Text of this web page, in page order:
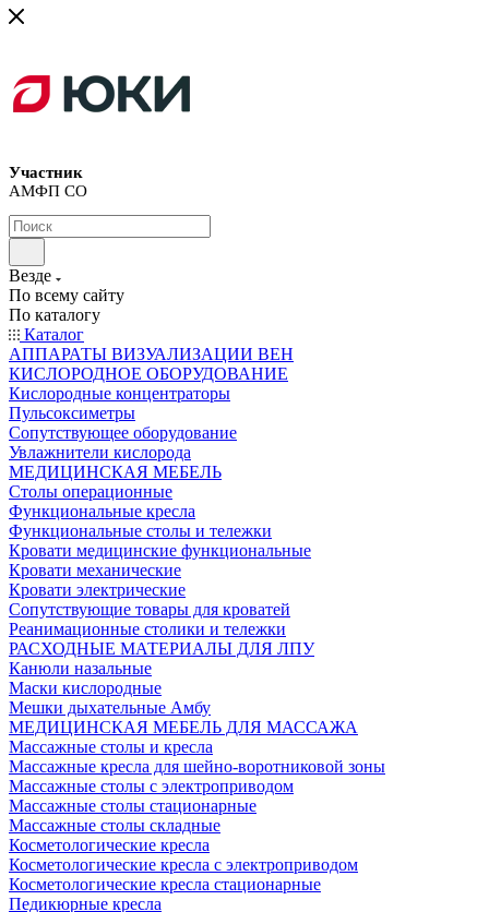
Участник
АМФП СО
Везде
По всему сайту
По каталогу
Каталог
АППАРАТЫ ВИЗУАЛИЗАЦИИ ВЕН
КИСЛОРОДНОЕ ОБОРУДОВАНИЕ
Кислородные концентраторы
Пульсоксиметры
Сопутствующее оборудование
Увлажнители кислорода
МЕДИЦИНСКАЯ МЕБЕЛЬ
Столы операционные
Функциональные кресла
Функциональные столы и тележки
Кровати медицинские функциональные
Кровати механические
Кровати электрические
Сопутствующие товары для кроватей
Реанимационные столики и тележки
РАСХОДНЫЕ МАТЕРИАЛЫ ДЛЯ ЛПУ
Канюли назальные
Маски кислородные
Мешки дыхательные Амбу
МЕДИЦИНСКАЯ МЕБЕЛЬ ДЛЯ МАССАЖА
Массажные столы и кресла
Массажные кресла для шейно-воротниковой зоны
Массажные столы с электроприводом
Массажные столы стационарные
Массажные столы складные
Косметологические кресла
Косметологические кресла с электроприводом
Косметологические кресла стационарные
Педикюрные кресла